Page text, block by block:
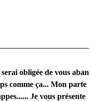
obligée de vous aban
comme ça... Mon parte
Je vous présente